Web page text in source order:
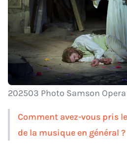
202503 Photo Samson
Comment avez-vous pris
de la musique en général ?